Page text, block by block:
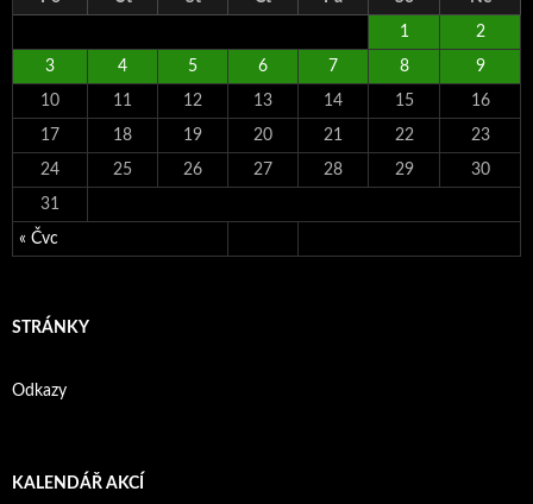
« Čvc
1 2
3 4 5 6 7 8 9
10 11 12 13 14 15 16
17 18 19 20 21 22 23
24 25 26 27 28 29 30
31
STRÁNKY
Odkazy
KALENDÁŘ AKCÍ